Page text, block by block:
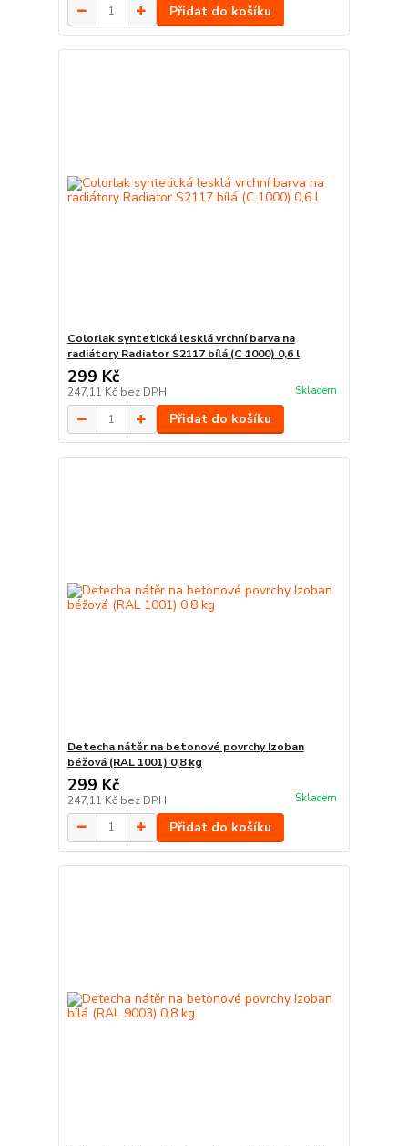
Přidat do košíku
Colorlak syntetická lesklá vrchní barva na
radiátory Radiator S2117 bílá (C 1000) 0,6 l
299 Kč
247,11 Kč bez DPH Skladem
Přidat do košíku
Detecha nátěr na betonové povrchy Izoban
béžová (RAL 1001) 0,8 kg
299 Kč
247,11 Kč bez DPH Skladem
Přidat do košíku